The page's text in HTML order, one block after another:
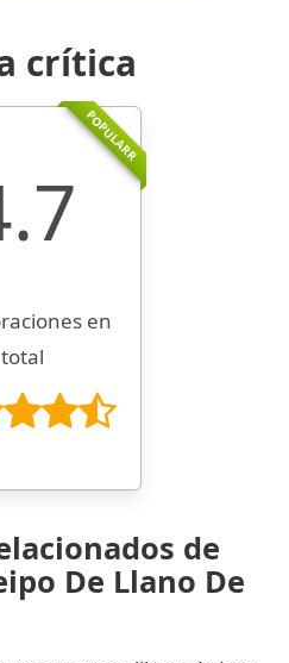
crítica
POPULARR
en
total
de
De Llano De